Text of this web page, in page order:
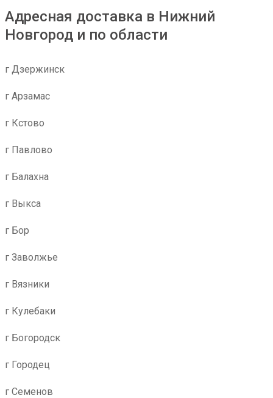
Адресная доставка в Нижний
Новгород и по области
г Дзержинск
г Арзамас
г Кстово
г Павлово
г Балахна
г Выкса
г Бор
г Заволжье
г Вязники
г Кулебаки
г Богородск
г Городец
г Семенов